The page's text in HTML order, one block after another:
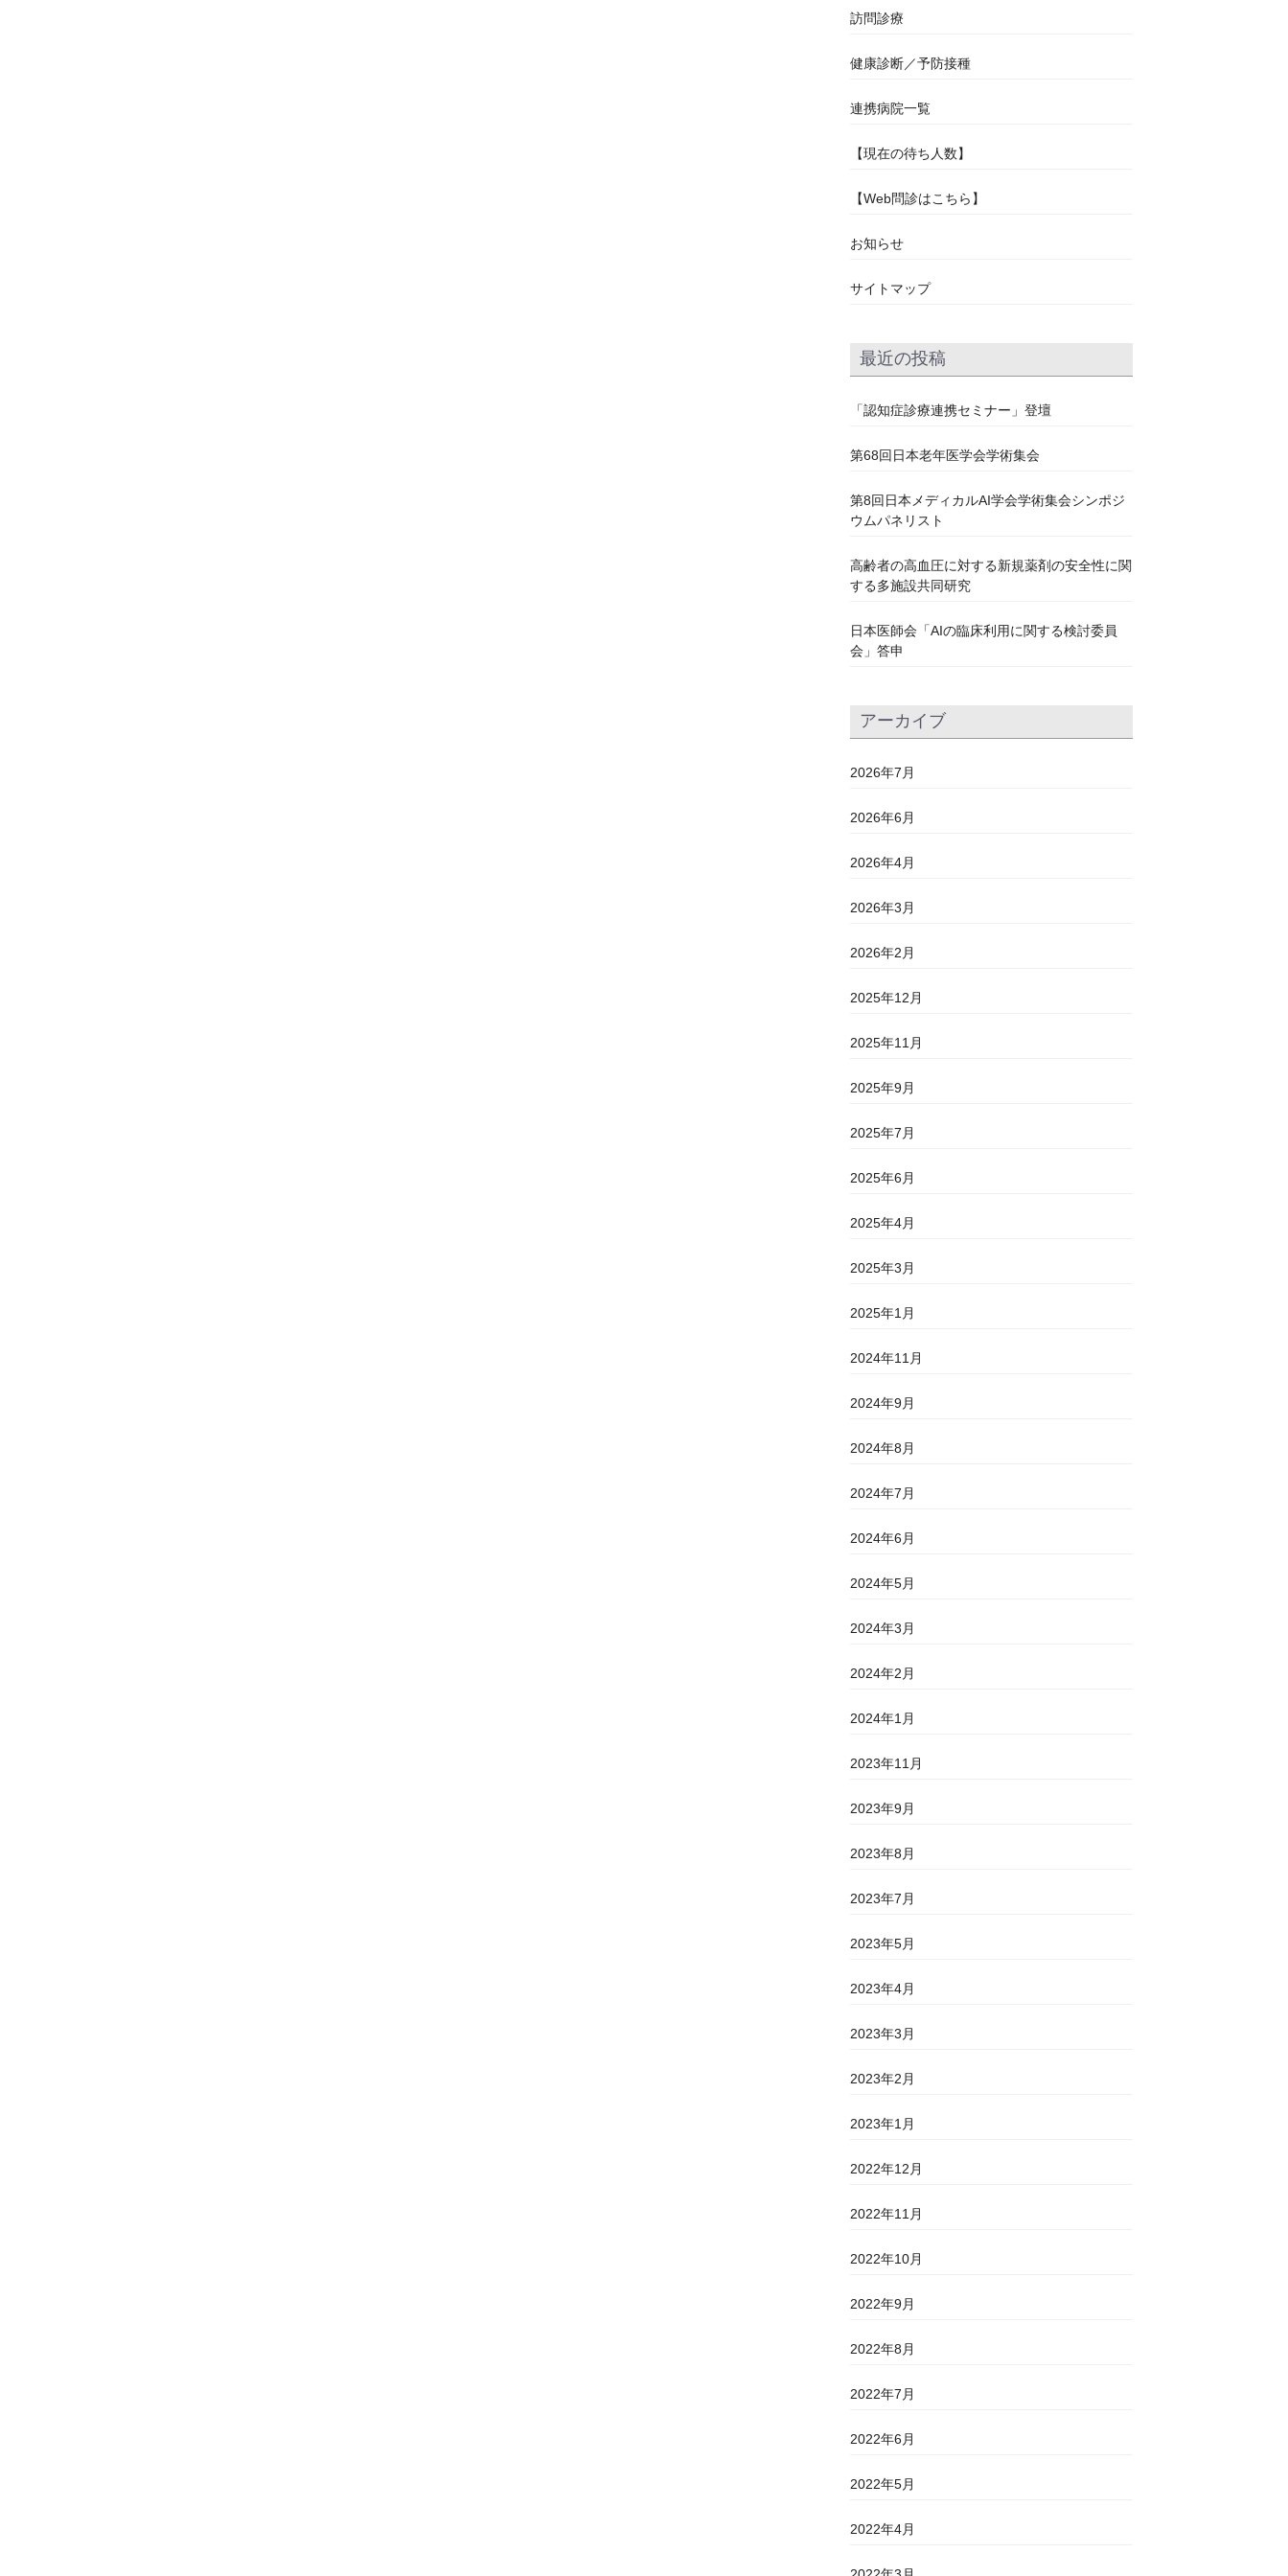
訪問診療
健康診断／予防接種
連携病院一覧
【現在の待ち人数】
【Web問診はこちら】
お知らせ
サイトマップ
最近の投稿
「認知症診療連携セミナー」登壇
第68回日本老年医学会学術集会
第8回日本メディカルAI学会学術集会シンポジ
ウムパネリスト
高齢者の高血圧に対する新規薬剤の安全性に関
する多施設共同研究
日本医師会「AIの臨床利用に関する検討委員
会」答申
アーカイブ
2026年7月
2026年6月
2026年4月
2026年3月
2026年2月
2025年12月
2025年11月
2025年9月
2025年7月
2025年6月
2025年4月
2025年3月
2025年1月
2024年11月
2024年9月
2024年8月
2024年7月
2024年6月
2024年5月
2024年3月
2024年2月
2024年1月
2023年11月
2023年9月
2023年8月
2023年7月
2023年5月
2023年4月
2023年3月
2023年2月
2023年1月
2022年12月
2022年11月
2022年10月
2022年9月
2022年8月
2022年7月
2022年6月
2022年5月
2022年4月